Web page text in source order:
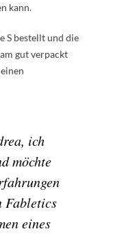
kann.
S bestellt und die
gut verpackt
ich
möchte
Fabletics
eines